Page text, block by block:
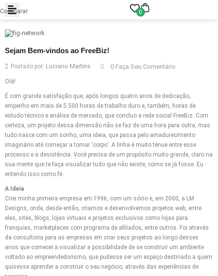
0
Sejam Bem-vindos ao FreeBiz!
Postado por: Luciano Martins 0 Faça Seu Comentário
Olá!
É com grande satisfação que, após longos quatro anos de dedicação,
empenho em mais de 5.500 horas de trabalho duro e, também, horas de
estudo técnico e análise de mercado, que concluo a rede social FreeBiz. Com
certeza, um projeto dessa dimensão não se faz de uma hora para outra, mas
tudo nasce com um sonho, uma ideia, que passa pelo amadurecimento
imaginário até começar a tomar ‘corpo’. A linha é muito tênue entre esse
processo e a desistência. Você precisa de um propósito muito grande, claro na
sua mente que te faça visualizar tudo que não existe, como se já fosse. Eu
entendo isso como fé.
A Ideia
Criei minha primeira empresa em 1996, com um sócio e, em 2000, a LM
Designs, onde, desde então, criamos e desenvolvemos projetos web, entre
eles, sites, blogs, lojas virtuais e projetos exclusivos como lojas para
franquias, marketplaces com programa de afiliados, entre outros. Foi através
da consultoria para as empresas em criar seus projetos ao longo desses
anos que comecei a visualizar a possibilidade de se construir um ambiente
voltado ao empreendedorismo, que pudesse ser um espaço destinado a quem
quisesse aprender a construir o seu negócio, através das experiências de
Comparar